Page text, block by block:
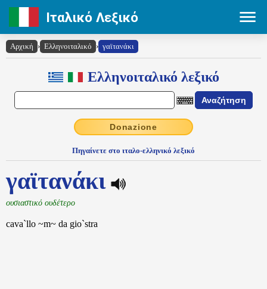
Ιταλικό Λεξικό
Αρχική › Ελληνοιταλικό › γαϊτανάκι
Ελληνοιταλικό λεξικό
Donazione
Πηγαίνετε στο ιταλο-ελληνικό λεξικό
γαϊτανάκι
ουσιαστικό ουδέτερο
cava`llo ~m~ da gio`stra